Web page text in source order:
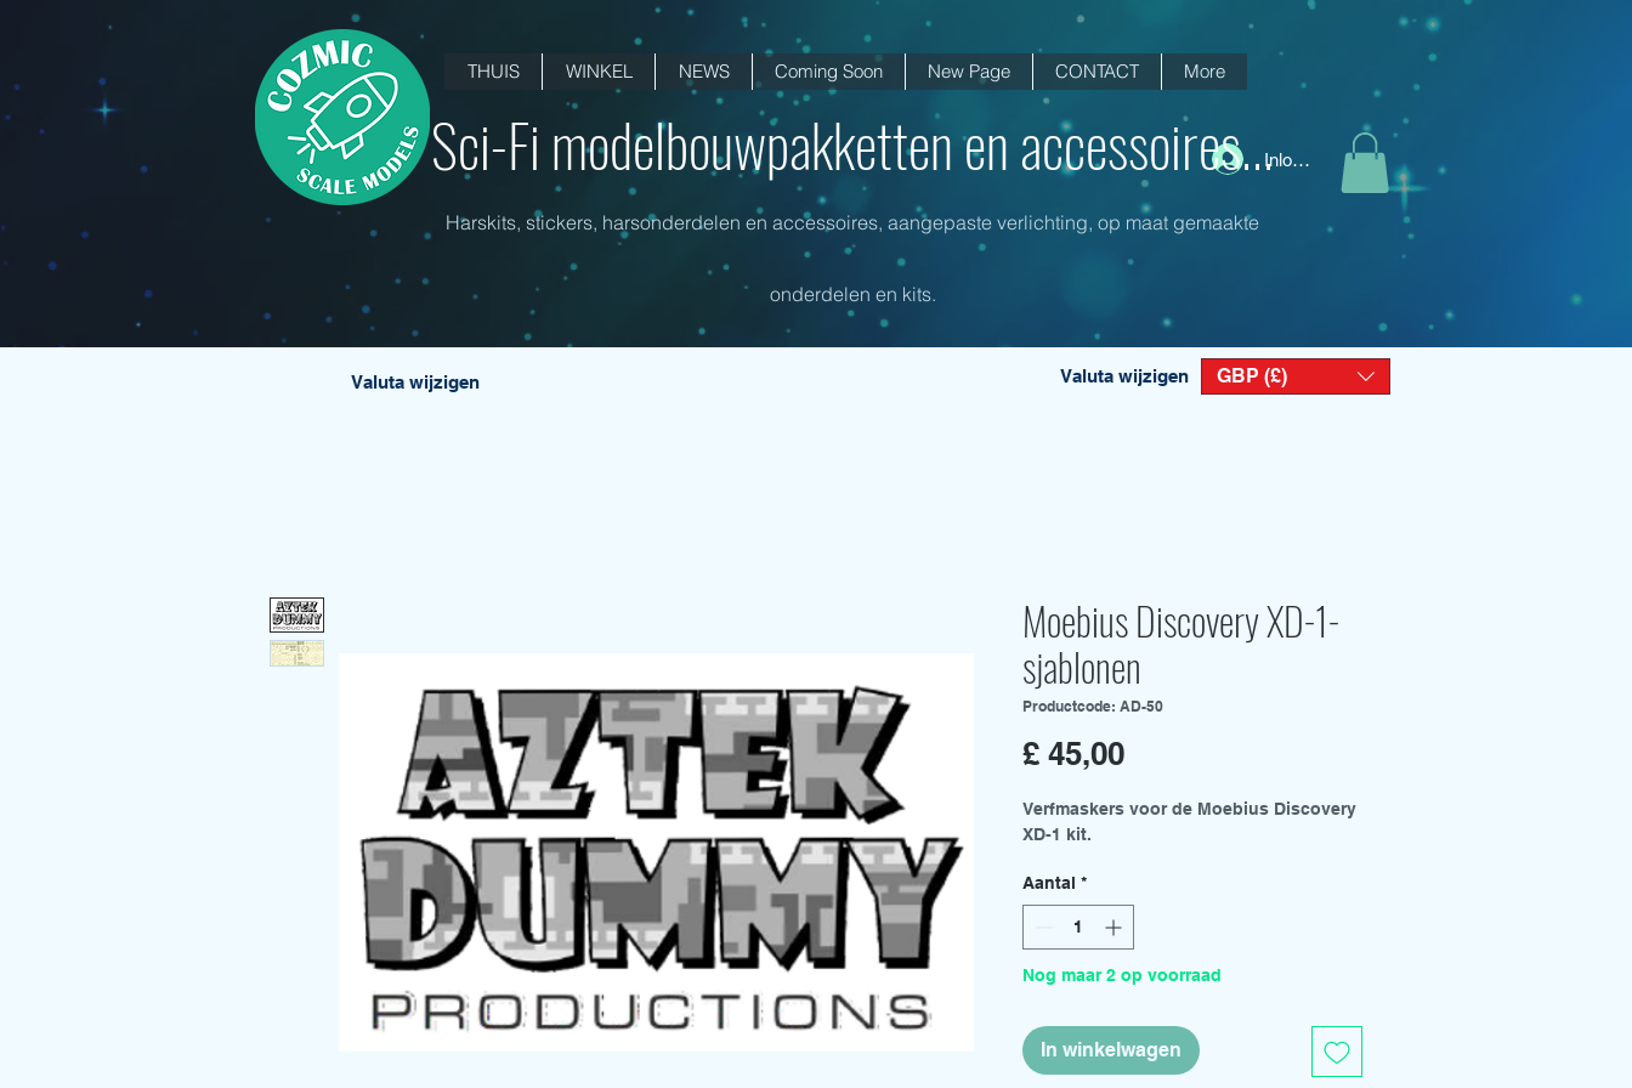
THUIS WINKEL NEWS Coming Soon New Page CONTACT More
Inloggen
Sci-Fi modelbouwpakketten en accessoires...
Harskits, stickers, harsonderdelen en accessoires, aangepaste verlichting, op maat gemaakte
onderdelen en kits.
Valuta wijzigen Valuta wijzigen GBP (£)
Moebius Discovery XD-1-
sjablonen
Productcode: AD-50
£ 45,00Prijs
Verfmaskers voor de Moebius Discovery
XD-1 kit.
Aantal *
Nog maar 2 op voorraad
In winkelwagen